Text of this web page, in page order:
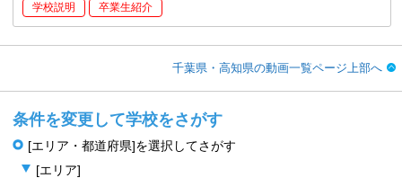
学校説明 卒業生紹介
千葉県・高知県の動画一覧ページ上部へ
条件を変更して学校をさがす
[エリア・都道府県]を選択してさがす
[エリア]